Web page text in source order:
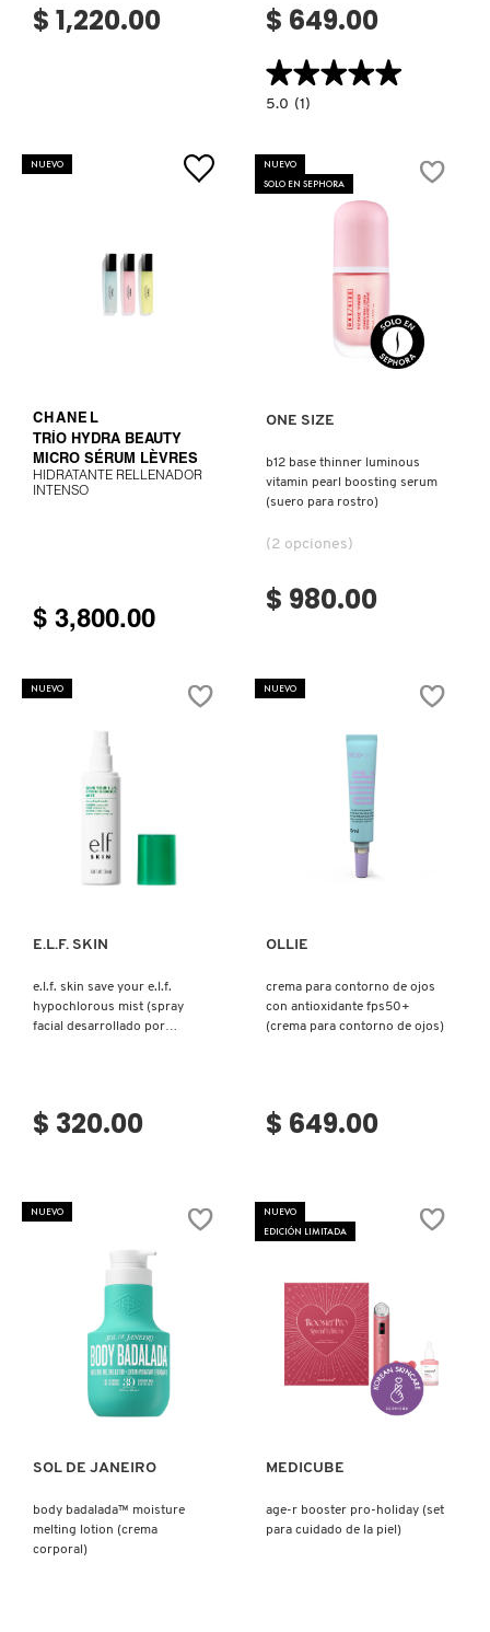
MAC COSMETICS
MAKEUP BY MARIO
MARC JACOBS PERFUMES
MONTBLANC
MOROCCANOIL
NATASHA DENONA
NUDESTIX
ONE SIZE
OUAI HAIRCARE
PAI-SHAU
$ 1,220.00 $ 649.00
★★★★★
★★★★★
5.0
FACIAL
FPS
50
(ILUMINADOR
5.0 (1)
NUEVO
CHANEL
TRÍO HYDRA BEAUTY
MICRO SÉRUM LÈVRES
HIDRATANTE RELLENADOR
INTENSO
$ 3,800.00
NUEVO
SOLO EN SEPHORA
Ver más
ONE SIZE
b12 base thinner luminous
vitamin pearl boosting serum
(suero para rostro)
(2 opciones)
$ 980.00
NUEVO
Ver más
E.L.F. SKIN
e.l.f. skin save your e.l.f.
hypochlorous mist (spray
facial desarrollado por
$ 320.00
NUEVO
Ver más
OLLIE
crema para contorno de ojos
con antioxidante fps50+
(crema para contorno de ojos)
$ 649.00
NUEVO
Ver más
SOL DE JANEIRO
body badalada™ moisture
melting lotion (crema
corporal)
NUEVO
EDICIÓN LIMITADA
Ver más
MEDICUBE
age-r booster pro-holiday (set
para cuidado de la piel)